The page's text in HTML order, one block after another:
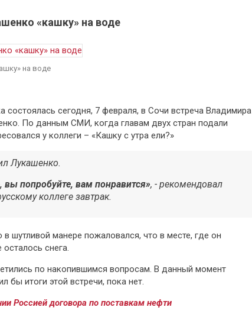
«кашку» на воде
на воде
состоялась сегодня, 7 февраля, в Сочи встреча Владимира
По данным СМИ, когда главам двух стран подали
у коллеги – «Кашку с утра ели?»
Лукашенко.
попробуйте, вам понравится», - рекомендовал
коллеге завтрак.
шутливой манере пожаловался, что в месте, где он
осталось снега.
по накопившимся вопросам. В данный момент
бы итоги этой встречи, пока нет.
Россией договора по поставкам нефти